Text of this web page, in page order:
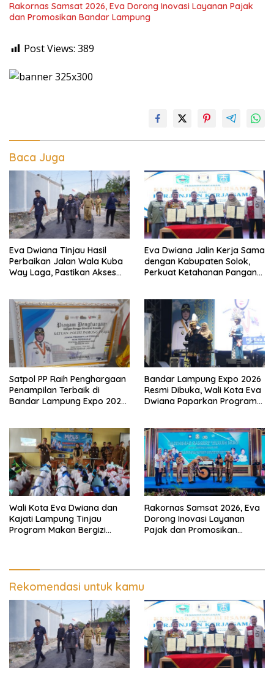
Rakornas Samsat 2026, Eva Dorong Inovasi Layanan Pajak
dan Promosikan Bandar Lampung
Post Views: 389
Baca Juga
Eva Dwiana Tinjau Hasil
Perbaikan Jalan Wala Kuba
Way Laga, Pastikan Akses
Eva Dwiana Jalin Kerja Sama
dengan Kabupaten Solok,
Perkuat Ketahanan Pangan
Satpol PP Raih Penghargaan
Penampilan Terbaik di
Bandar Lampung Expo 2026,
Masyarakat
Bandar Lampung Expo 2026
Resmi Dibuka, Wali Kota Eva
Dwiana Paparkan Program
Lampung
Wali Kota Eva Dwiana dan
Kajati Lampung Tinjau
Program Makan Bergizi
Rakornas Samsat 2026, Eva
Dorong Inovasi Layanan
Pajak dan Promosikan
Rekomendasi untuk kamu